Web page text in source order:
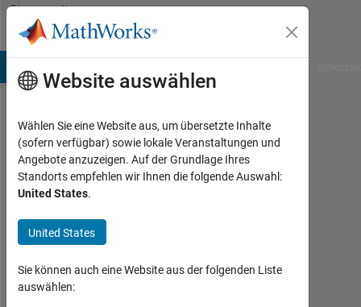
Weiter zum Inhalt
Community
Profile
tinkyminky93
Last
seen:
mehr
als 2
Jahre
|
Aktiv
Website auswählen
Wählen Sie eine Website aus, um übersetzte Inhalte
(sofern verfügbar) sowie lokale Veranstaltungen und
Angebote anzuzeigen. Auf der Grundlage Ihres
Standorts empfehlen wir Ihnen die folgende Auswahl:
United States.
United States
Sie können auch eine Website aus der folgenden Liste
auswählen: